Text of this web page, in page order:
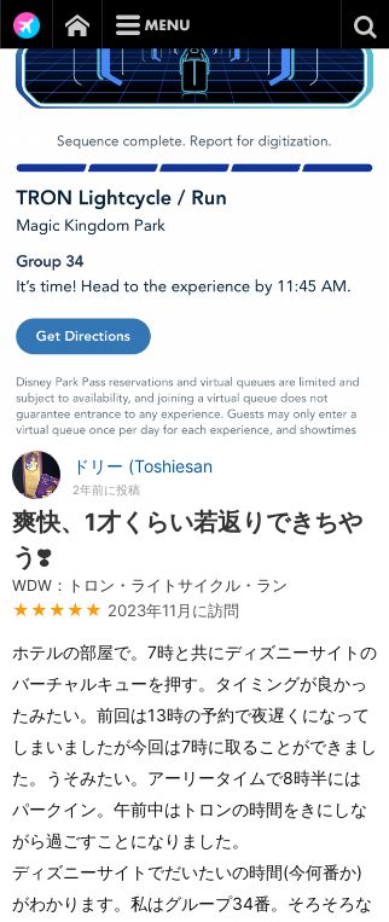
ドリー (Toshiesan
2年前に投稿
爽快、1才くらい若返りできちや
う❣️
WDW：トロン・ライトサイクル・ラン
★★★★★ 2023年11月に訪問
ホテルの部屋で。7時と共にディズニーサイトの
バーチャルキューを押す。タイミングが良かっ
たみたい。前回は13時の予約で夜遅くになって
しまいましたが今回は7時に取ることができまし
た。うそみたい。アーリータイムで8時半には
パークイン。午前中はトロンの時間をきにしな
がら過ごすことになりました。
ディズニーサイトでだいたいの時間(今何番か)
がわかります。私はグループ34番。そろそろな